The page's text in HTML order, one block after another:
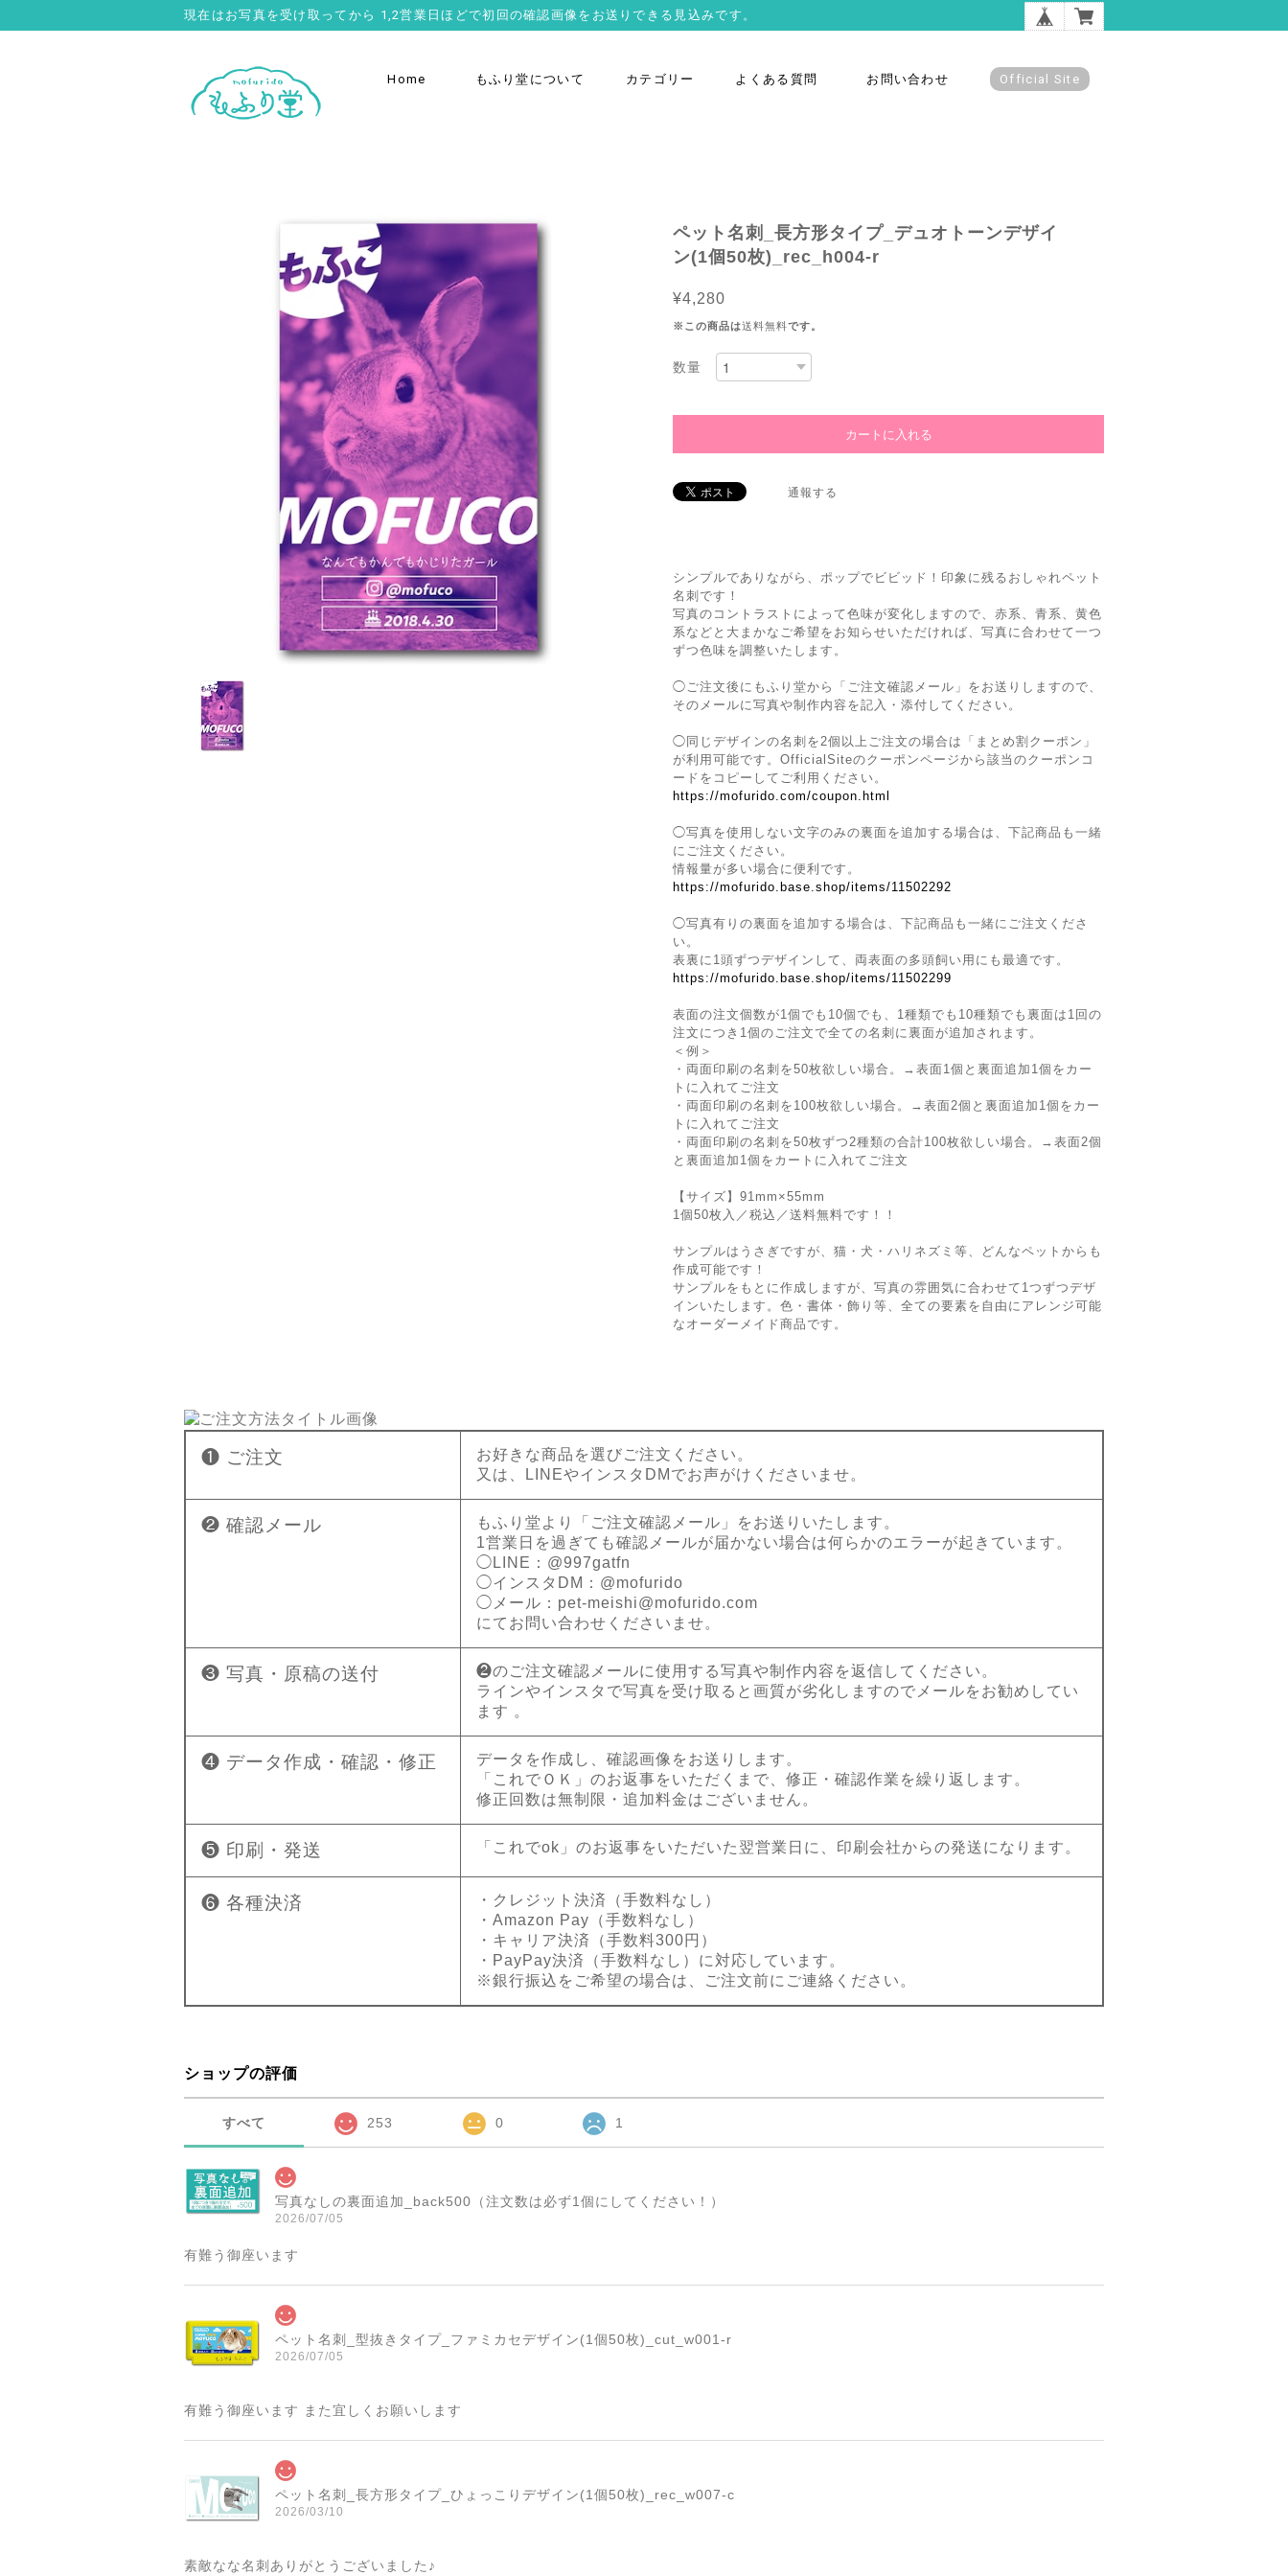
現在はお写真を受け取ってから 1,2営業日ほどで初回の確認画像をお送りできる見込みです。
Home もふり堂について カテゴリー よくある質問 お問い合わせ Official Site
ペット名刺_長方形タイプ_デュオトーンデザイ
ン(1個50枚)_rec_h004-r
¥4,280
※この商品は送料無料です。
数量
通報する
シンプルでありながら、ポップでビビッド！印象に残るおしゃれペット
名刺です！
写真のコントラストによって色味が変化しますので、赤系、青系、黄色
系などと大まかなご希望をお知らせいただければ、写真に合わせて一つ
ずつ色味を調整いたします。
◯ご注文後にもふり堂から「ご注文確認メール」をお送りしますので、
そのメールに写真や制作内容を記入・添付してください。
◯同じデザインの名刺を2個以上ご注文の場合は「まとめ割クーポン」
が利用可能です。OfficialSiteのクーポンページから該当のクーポンコ
ードをコピーしてご利用ください。
https://mofurido.com/coupon.html
◯写真を使用しない文字のみの裏面を追加する場合は、下記商品も一緒
にご注文ください。
情報量が多い場合に便利です。
https://mofurido.base.shop/items/11502292
◯写真有りの裏面を追加する場合は、下記商品も一緒にご注文くださ
い。
表裏に1頭ずつデザインして、両表面の多頭飼い用にも最適です。
https://mofurido.base.shop/items/11502299
表面の注文個数が1個でも10個でも、1種類でも10種類でも裏面は1回の
注文につき1個のご注文で全ての名刺に裏面が追加されます。
＜例＞
・両面印刷の名刺を50枚欲しい場合。→表面1個と裏面追加1個をカー
トに入れてご注文
・両面印刷の名刺を100枚欲しい場合。→表面2個と裏面追加1個をカー
トに入れてご注文
・両面印刷の名刺を50枚ずつ2種類の合計100枚欲しい場合。→表面2個
と裏面追加1個をカートに入れてご注文
【サイズ】91mm×55mm
1個50枚入／税込／送料無料です！！
サンプルはうさぎですが、猫・犬・ハリネズミ等、どんなペットからも
作成可能です！
サンプルをもとに作成しますが、写真の雰囲気に合わせて1つずつデザ
インいたします。色・書体・飾り等、全ての要素を自由にアレンジ可能
なオーダーメイド商品です。
❶ ご注文
お好きな商品を選びご注文ください。
又は、LINEやインスタDMでお声がけくださいませ。
❷ 確認メール
もふり堂より「ご注文確認メール」をお送りいたします。
1営業日を過ぎても確認メールが届かない場合は何らかのエラーが起きています。
◯LINE：@997gatfn
◯インスタDM：@mofurido
◯メール： pet-meishi@mofurido.com
にてお問い合わせくださいませ。
❸ 写真・原稿の送付
❷のご注文確認メールに使用する写真や制作内容を返信してください。
ラインやインスタで写真を受け取ると画質が劣化しますのでメールをお勧めしてい
ます 。
❹ データ作成・確認・修正
データを作成し、確認画像をお送りします。
「これでＯＫ」のお返事をいただくまで、修正・確認作業を繰り返します。
修正回数は無制限・追加料金はございません。
❺ 印刷・発送 「これでok」のお返事をいただいた翌営業日に、印刷会社からの発送になります。
❻ 各種決済
・クレジット決済（手数料なし）
・Amazon Pay（手数料なし）
・キャリア決済（手数料300円）
・PayPay決済（手数料なし）に対応しています。
※銀行振込をご希望の場合は、ご注文前にご連絡ください。
ショップの評価
すべて 253 0 1
写真なしの裏面追加_back500（注文数は必ず1個にしてください！）
2026/07/05
有難う御座います
ペット名刺_型抜きタイプ_ファミカセデザイン(1個50枚)_cut_w001-r
2026/07/05
有難う御座います また宜しくお願いします
ペット名刺_長方形タイプ_ひょっこりデザイン(1個50枚)_rec_w007-c
2026/03/10
素敵なな名刺ありがとうございました♪